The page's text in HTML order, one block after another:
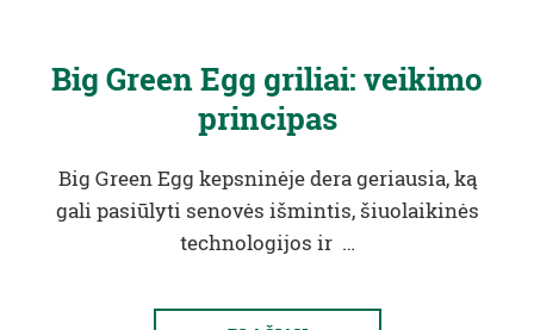
Big Green Egg griliai: veikimo
principas
Big Green Egg kepsninėje dera geriausia, ką
gali pasiūlyti senovės išmintis, šiuolaikinės
technologijos ir …